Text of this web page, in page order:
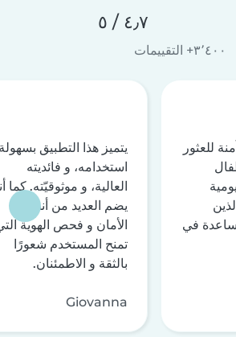
٤٫٧ / ٥
٣٬٤٠٠+ التقييمات
للعثور
في
يتميز هذا التطبيق
استخدامه، و فائديته
العالية، و موثوقيّته. كما
يضم العديد من أنظمة
الأمان و فحص الهوية
تمنح المستخدم شعورًا
بالثقة و الاطمئنان.
Giovanna